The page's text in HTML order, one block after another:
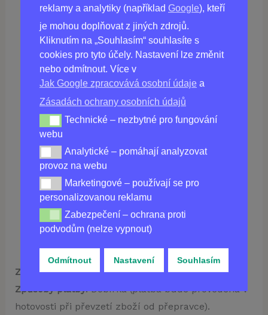
reklamy a analytiky (například Google), kteří
je mohou doplňovat z jiných zdrojů.
Kliknutím na „Souhlasím“ souhlasíte s
cookies pro tyto účely. Nastavení lze změnit
nebo odmítnout. Více v
Jak Google zpracovává osobní údaje a
Zásadách ochrany osobních údajů
Technické – nezbytné pro fungování webu
Technické – nezbytné pro fungování
webu
Analytické – pomáhají analyzovat provoz na webu
Analytické – pomáhají analyzovat
provoz na webu
Marketingové – používají se pro personalizovanou
Marketingové – používají se pro
personalizovanou reklamu
Zabezpečení – ochrana proti podvodům (nelze
Zabezpečení – ochrana proti
podvodům (nelze vypnout)
Odmítnout Nastavení Souhlasím
KoupitSLIMITALv ČR
860,00Kč
Není skladem
Způsoby dopravy a jejich cena: Doprava zdarma.
Způsoby platby: Dobírka (platba bude provedena v
hotovosti při převzetí zboží od přepravce).